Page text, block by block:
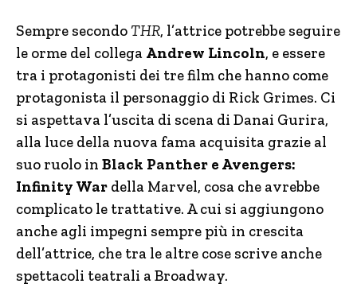
Sempre secondoTHR, l’attrice potrebbe seguire
le orme del collega Andrew Lincoln, e essere
tra i protagonisti dei tre film che hanno come
protagonista il personaggio di Rick Grimes. Ci
si aspettava l’uscita di scena di Danai Gurira,
alla luce della nuova fama acquisita grazie al
suo ruolo in Black Panther e Avengers:
Infinity War della Marvel, cosa che avrebbe
complicato le trattative. A cui si aggiungono
anche agli impegni sempre più in crescita
dell’attrice, che tra le altre cose scrive anche
spettacoli teatrali a Broadway.